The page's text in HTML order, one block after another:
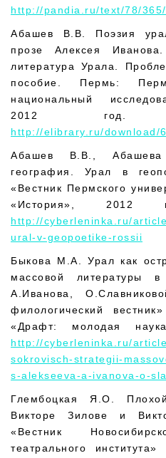
http://pandia.ru/text/78/
Абашев В.В. Поэзия
прозе Алексея
литература Урала.
пособие. Пермь:
национальный
2012 год.
http://elibrary.ru/download/
Абашев В.В.,
география. Урал в
«Вестник Пермского
«История»,
http://cyberleninka.ru/
ural-v-geopoetike-rossii
Быкова М.А. Урал как
массовой литературы в
А.Иванова,
филологический
«Драфт: молодая
http://cyberleninka.ru/
sokrovisch-strategii-
s-alekseeva-a-ivanova-o-
Глембоцкая Я.О.
Викторе Зилове и
«Вестник
театрального